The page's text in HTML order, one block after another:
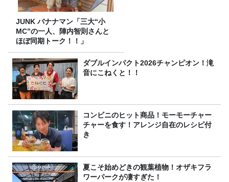
JUNK バナナマン「三大“小
MC”の一人、陣内智則さんと
ほぼ同期トーク！！」
ダブルインパクト2026チャンピオン！滝
音にこねくと！！
コンビニのヒット商品！モーモーチャー
チャーを食す！アレンジ自在のレシピ付
き
夏こそ始めどきの観葉植物！オザキフラ
ワーパークが凄すぎた！